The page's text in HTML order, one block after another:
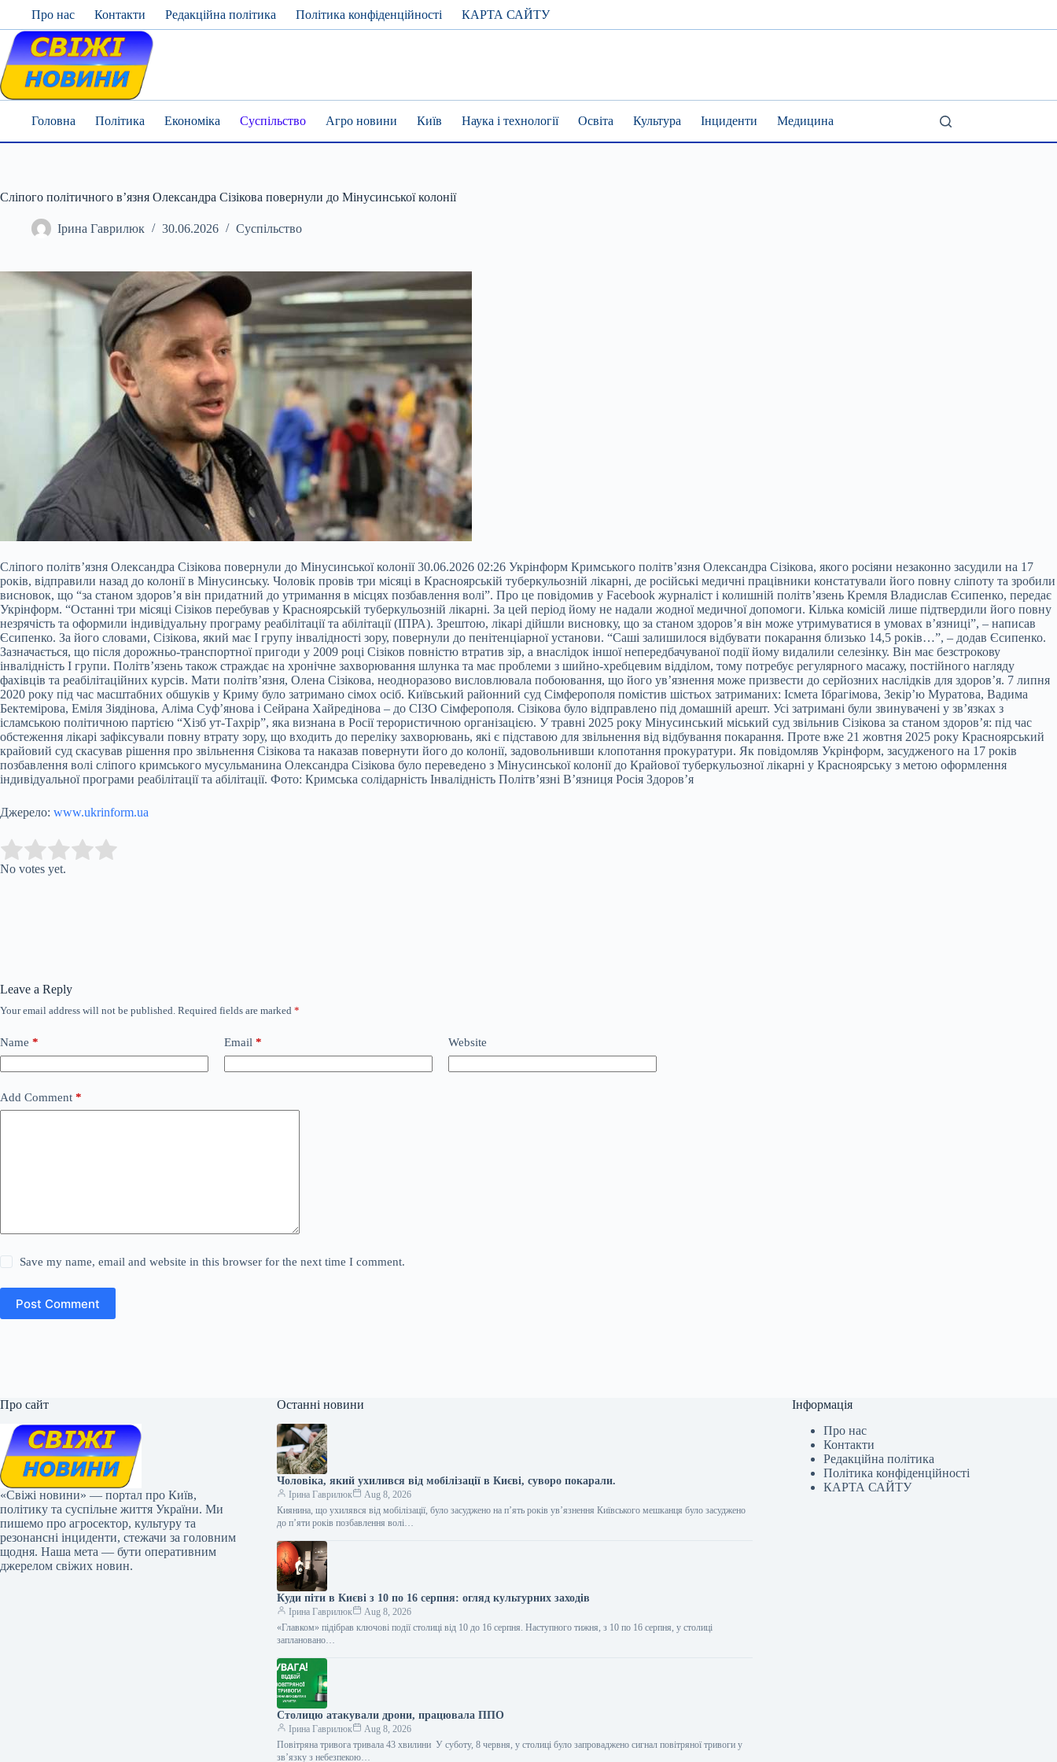
content
Про нас Контакти Редакційна політика Політика конфіденційності КАРТА САЙТУ
Головна Політика Економіка Суспільство Агро новини Київ Наука і технології Освіта Культура Інциденти Медицина
Сліпого політичного в’язня Олександра Сізікова повернули до Мінусинської колонії
Ірина Гаврилюк 30.06.2026 Суспільство
Сліпого політв’язня Олександра Сізікова повернули до Мінусинської колонії 30.06.2026 02:26 Укрінформ Кримського політв’язня Олександра Сізікова, якого росіяни незаконно засудили на 17
років, відправили назад до колонії в Мінусинську. Чоловік провів три місяці в Красноярській туберкульозній лікарні, де російські медичні працівники констатували його повну сліпоту та зробили
висновок, що “за станом здоров’я він придатний до утримання в місцях позбавлення волі”. Про це повідомив у Facebook журналіст і колишній політв’язень Кремля Владислав Єсипенко, передає
Укрінформ. “Останні три місяці Сізіков перебував у Красноярській туберкульозній лікарні. За цей період йому не надали жодної медичної допомоги. Кілька комісій лише підтвердили його повну
незрячість та оформили індивідуальну програму реабілітації та абілітації (ІПРА). Зрештою, лікарі дійшли висновку, що за станом здоров’я він може утримуватися в умовах в’язниці”, – написав
Єсипенко. За його словами, Сізікова, який має І групу інвалідності зору, повернули до пенітенціарної установи. “Саші залишилося відбувати покарання близько 14,5 років…”, – додав Єсипенко.
Зазначається, що після дорожньо-транспортної пригоди у 2009 році Сізіков повністю втратив зір, а внаслідок іншої непередбачуваної події йому видалили селезінку. Він має безстрокову
інвалідність I групи. Політв’язень також страждає на хронічне захворювання шлунка та має проблеми з шийно-хребцевим відділом, тому потребує регулярного масажу, постійного нагляду
фахівців та реабілітаційних курсів. Мати політв’язня, Олена Сізікова, неодноразово висловлювала побоювання, що його ув’язнення може призвести до серйозних наслідків для здоров’я. 7 липня
2020 року під час масштабних обшуків у Криму було затримано сімох осіб. Київський районний суд Сімферополя помістив шістьох затриманих: Ісмета Ібрагімова, Зекір’ю Муратова, Вадима
Бектемірова, Еміля Зіядінова, Аліма Суф’янова і Сейрана Хайредінова – до СІЗО Сімферополя. Сізікова було відправлено під домашній арешт. Усі затримані були звинувачені у зв’язках з
ісламською політичною партією “Хізб ут-Тахрір”, яка визнана в Росії терористичною організацією. У травні 2025 року Мінусинський міський суд звільнив Сізікова за станом здоров’я: під час
обстеження лікарі зафіксували повну втрату зору, що входить до переліку захворювань, які є підставою для звільнення від відбування покарання. Проте вже 21 жовтня 2025 року Красноярський
крайовий суд скасував рішення про звільнення Сізікова та наказав повернути його до колонії, задовольнивши клопотання прокуратури. Як повідомляв Укрінформ, засудженого на 17 років
позбавлення волі сліпого кримського мусульманина Олександра Сізікова було переведено з Мінусинської колонії до Крайової туберкульозної лікарні у Красноярську з метою оформлення
індивідуальної програми реабілітації та абілітації. Фото: Кримська солідарність Інвалідність Політв’язні В’язниця Росія Здоров’я
Джерело: www.ukrinform.ua
Rate this item:
No votes yet.
Leave a Reply
Your email address will not be published. Required fields are marked *
Name * Email * Website
Add Comment *
Save my name, email and website in this browser for the next time I comment.
Post Comment
Про сайт
«Свіжі новини» — портал про Київ,
політику та суспільне життя України. Ми
пишемо про агросектор, культуру та
резонансні інциденти, стежачи за головним
щодня. Наша мета — бути оперативним
джерелом свіжих новин.
Останні новини
Чоловіка, який ухилився від мобілізації в Києві, суворо покарали.
Ірина Гаврилюк
Aug 8, 2026
Киянина, що ухилявся від мобілізації, було засуджено на п’ять років ув’язнення Київського мешканця було засуджено
до п’яти років позбавлення волі…
Куди піти в Києві з 10 по 16 серпня: огляд культурних заходів
Ірина Гаврилюк
Aug 8, 2026
«Главком» підібрав ключові події столиці від 10 до 16 серпня. Наступного тижня, з 10 по 16 серпня, у столиці
заплановано…
Столицю атакували дрони, працювала ППО
Ірина Гаврилюк
Aug 8, 2026
Повітряна тривога тривала 43 хвилини У суботу, 8 червня, у столиці було запроваджено сигнал повітряної тривоги у
зв’язку з небезпекою…
Інформація
Про нас
Контакти
Редакційна політика
Політика конфіденційності
КАРТА САЙТУ